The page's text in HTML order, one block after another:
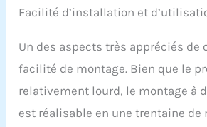
Facilité d’installation et
Un des aspects très appréciés de
facilité de montage. Bien que le
relativement lourd, le montage à
est réalisable en une trentaine de